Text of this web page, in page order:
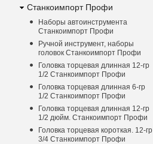
Станкоимпорт Профи
Наборы автоинструмента
Станкоимпорт Профи
Ручной инструмент, наборы
головок Станкоимпорт Профи
Головка торцевая длинная 12-гр
1/2 Станкоимпорт Профи
Головка торцевая длинная 6-гр
1/2 Станкоимпорт Профи
Головка торцевая длинная 12-гр
1/2 дюйм. Станкоимпорт Профи
Головка торцевая короткая. 12-гр
3/4 Станкоимпорт Профи